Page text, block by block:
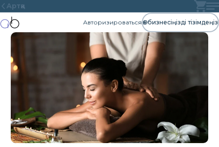
Артқа
Авторизироваться Өз бизнесіңізді тізімдеңіз